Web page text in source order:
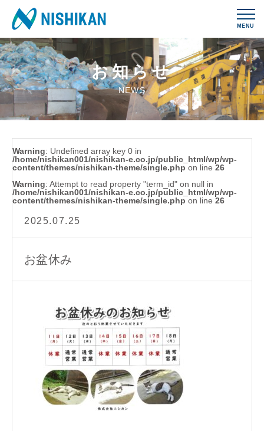
MENU
お知らせ
NEWS
Warning: Undefined array key 0 in
/home/nishikan001/nishikan-e.co.jp/public_html/wp/wp-
content/themes/nishikan-theme/single.php on line 26
Warning: Attempt to read property "term_id" on null in
/home/nishikan001/nishikan-e.co.jp/public_html/wp/wp-
content/themes/nishikan-theme/single.php on line 26
2025.07.25
お盆休み